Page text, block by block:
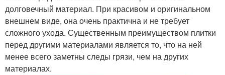
долговечный материал. При красивом и оригинальном
внешнем виде, она очень практична и не требует
сложного ухода. Существенным преимуществом плитки
перед другими материалами является то, что на ней
менее всего заметны следы грязи, чем на других
материалах.